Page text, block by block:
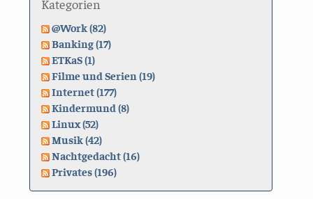
Kategorien
@Work (82)
Banking (17)
ETKaS (1)
Filme und Serien (19)
Internet (177)
Kindermund (8)
Linux (52)
Musik (42)
Nachtgedacht (16)
Privates (196)